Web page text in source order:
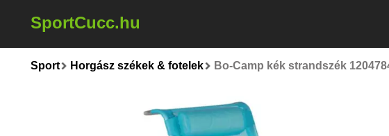
SportCucc.hu
Sport Horgász székek & fotelek Bo-Camp kék strandszék